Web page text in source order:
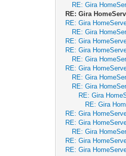
RE: Gira
RE: Gira
RE: Gira
RE: Gira
RE: Gira
RE: Gira
RE: Gira
RE: Gira
RE: Gira
RE: Gira
RE: Gira
RE: Gira
RE: Gira
RE: Gira
RE: Gira
RE: Gira
RE: Gira